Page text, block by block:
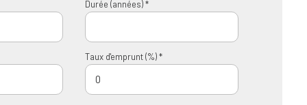
Durée (années) *
Taux d'emprunt (%) *